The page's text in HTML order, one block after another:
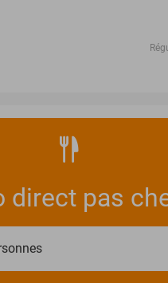
direct pas